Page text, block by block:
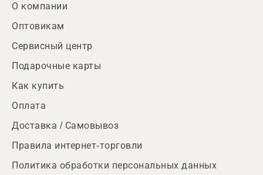
О компании
Оптовикам
Сервисный центр
Подарочные карты
Как купить
Оплата
Доставка / Самовывоз
Правила интернет-торговли
Политика обработки персональных данных